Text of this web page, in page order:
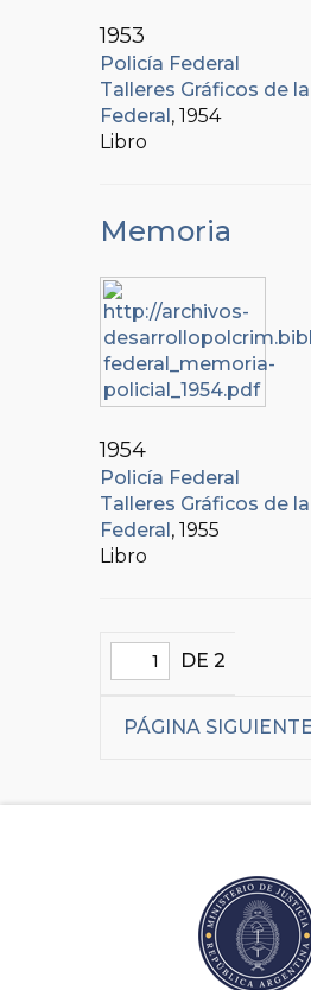
1953
Policía Federal
Talleres Gráficos de
Federal , 1954
Libro
Memoria
1954
Policía Federal
Talleres Gráficos de
Federal , 1955
Libro
DE 2
PÁGINA SIGUIENTE